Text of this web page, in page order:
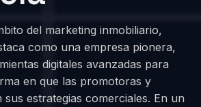
del marketing inmobiliario,
como una empresa pionera,
digitales avanzadas para
en que las promotoras y
sus estrategias comerciales. En un